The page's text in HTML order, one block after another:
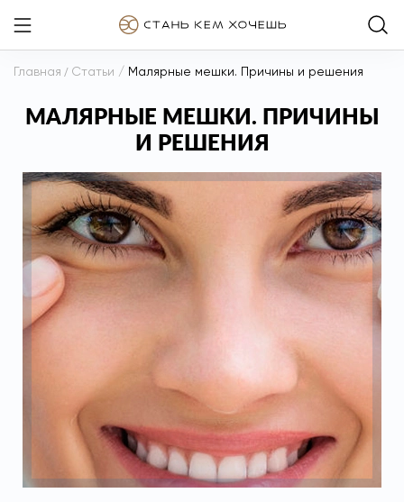
Главная / Статьи / Малярные мешки. Причины и решения
МАЛЯРНЫЕ МЕШКИ. ПРИЧИНЫ
И РЕШЕНИЯ